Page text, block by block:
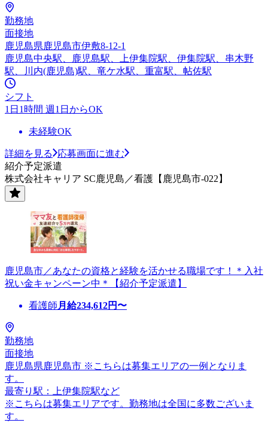
勤務地
面接地
鹿児島県鹿児島市伊敷8-12-1
鹿児島中央駅、鹿児島駅、上伊集院駅、伊集院駅、串木野
駅、川内(鹿児島)駅、竜ケ水駅、重富駅、帖佐駅
シフト
1日1時間 週1日からOK
未経験OK
詳細を見る
応募画面に進む
紹介予定派遣
株式会社キャリア SC鹿児島／看護【鹿児島市-022】
鹿児島市／あなたの資格と経験を活かせる職場です！＊入社
祝い金キャンペーン中＊【紹介予定派遣】
看護師 月給234,612円〜
勤務地
面接地
鹿児島県鹿児島市 ※こちらは募集エリアの一例となりま
す。
最寄り駅：上伊集院駅など
※こちらは募集エリアです。勤務地は全国に多数ございま
す。